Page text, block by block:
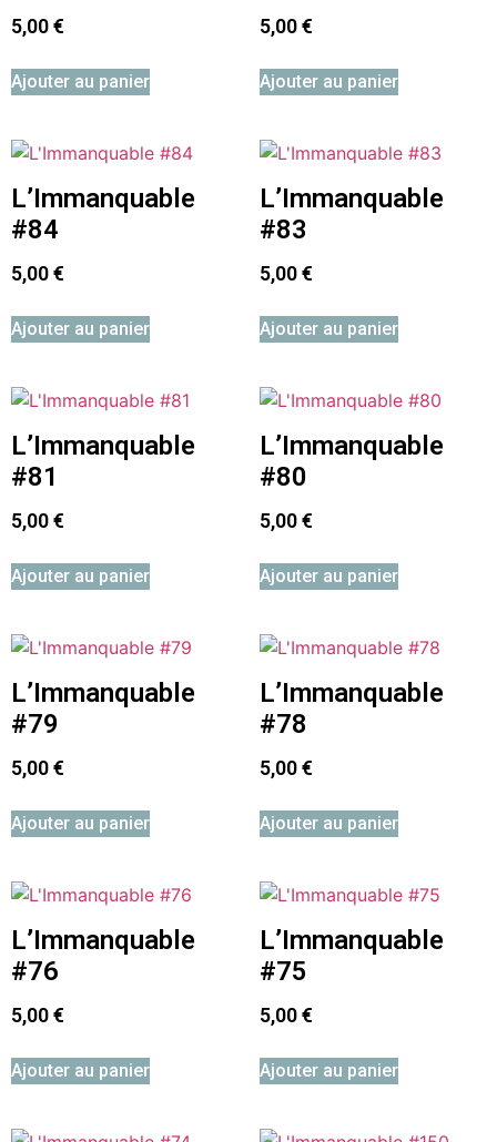
5,00€
Ajouter au panier
5,00€
Ajouter au panier
L’Immanquable
#84
5,00€
Ajouter au panier
L’Immanquable
#83
5,00€
Ajouter au panier
L’Immanquable
#81
5,00€
Ajouter au panier
L’Immanquable
#80
5,00€
Ajouter au panier
L’Immanquable
#79
5,00€
Ajouter au panier
L’Immanquable
#78
5,00€
Ajouter au panier
L’Immanquable
#76
5,00€
Ajouter au panier
L’Immanquable
#75
5,00€
Ajouter au panier